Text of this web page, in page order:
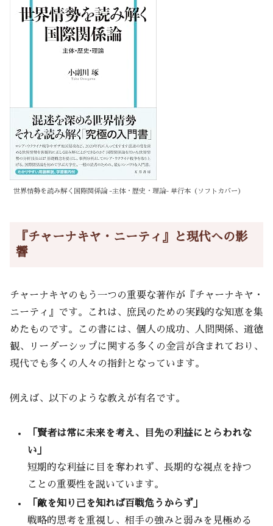
世界情勢を読み解く国際関係論 -主体・歴史・理論- 単行本（ソフトカバー）
『チャーナキヤ・ニーティ』と現代への影
響
チャーナキヤのもう一つの重要な著作が『チャーナキヤ・
ニーティ』です。これは、庶民のための実践的な知恵を集
めたものです。この書には、個人の成功、人間関係、道徳
観、リーダーシップに関する多くの金言が含まれており、
現代でも多くの人々の指針となっています。
例えば、以下のような教えが有名です。
「賢者は常に未来を考え、目先の利益にとらわれな
い」
短期的な利益に目を奪われず、長期的な視点を持つ
ことの重要性を説いています。
「敵を知り己を知れば百戦危うからず」
戦略的思考を重視し、相手の強みと弱みを見極める